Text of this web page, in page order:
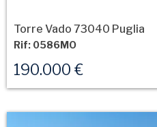
Torre Vado 73040 Puglia
Rif: 0586MO
190.000 €